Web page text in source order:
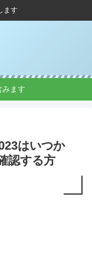
ます
みます
はいつか
認する方